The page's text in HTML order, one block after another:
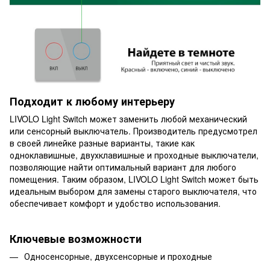
Подходит к любому интерьеру
LIVOLO Light Switch может заменить любой механический
или сенсорный выключатель. Производитель предусмотрел
в своей линейке разные варианты, такие как
одноклавишные, двухклавишные и проходные выключатели,
позволяющие найти оптимальный вариант для любого
помещения. Таким образом, LIVOLO Light Switch может быть
идеальным выбором для замены старого выключателя, что
обеспечивает комфорт и удобство использования.
Ключевые возможности
Односенсорные, двухсенсорные и проходные